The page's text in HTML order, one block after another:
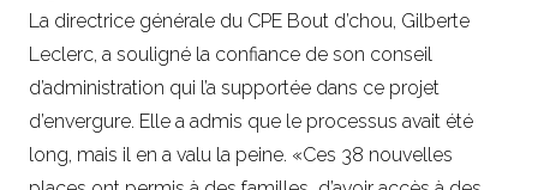
La directrice générale du CPE Bout d’chou, Gilberte
Leclerc, a souligné la confiance de son conseil
d’administration qui l’a supportée dans ce projet
d’envergure. Elle a admis que le processus avait été
long, mais il en a valu la peine. «Ces 38 nouvelles